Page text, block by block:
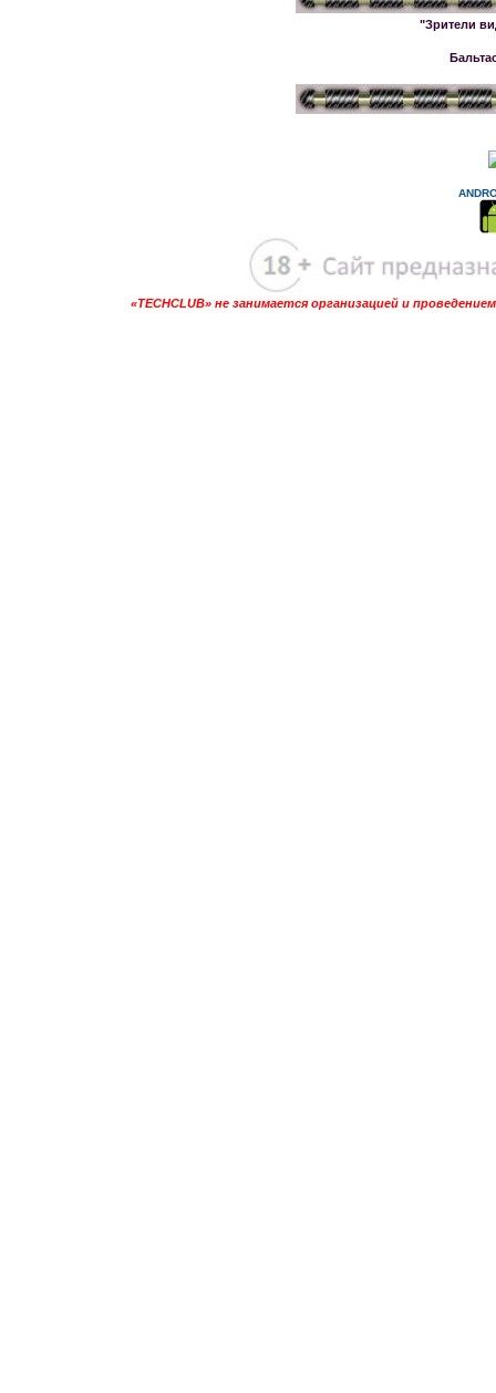
"Зрители
«TECHCLUB» не занимается организацией и